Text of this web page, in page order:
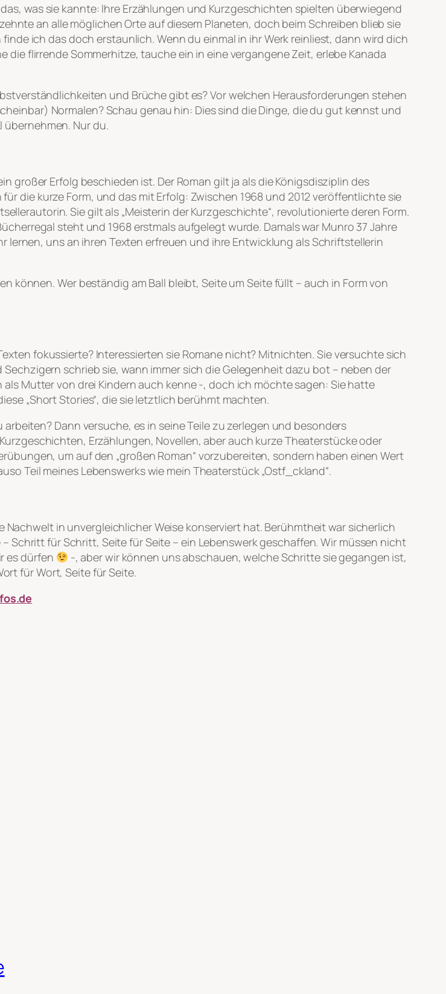
was sie kannte: Ihre Erzählungen und Kurzgeschichten spielten überwiegend
an alle möglichen Orte auf diesem Planeten, doch beim Schreiben blieb sie
ich das doch erstaunlich. Wenn du einmal in ihr Werk reinliest, dann wird dich
die flirrende Sommerhitze, tauche ein in eine vergangene Zeit, erlebe Kanada
und Brüche gibt es? Vor welchen Herausforderungen stehen
Normalen? Schau genau hin: Dies sind die Dinge, die du gut kennst und
übernehmen. Nur du.
großer Erfolg beschieden ist. Der Roman gilt ja als die Königsdisziplin des
die kurze Form, und das mit Erfolg: Zwischen 1968 und 2012 veröffentlichte sie
Sie gilt als „Meisterin der Kurzgeschichte“, revolutionierte deren Form.
steht und 1968 erstmals aufgelegt wurde. Damals war Munro 37 Jahre
lernen, uns an ihren Texten erfreuen und ihre Entwicklung als Schriftstellerin
können. Wer beständig am Ball bleibt, Seite um Seite füllt – auch in Form von
fokussierte? Interessierten sie Romane nicht? Mitnichten. Sie versuchte sich
schrieb sie, wann immer sich die Gelegenheit dazu bot – neben der
Mutter von drei Kindern auch kenne -, doch ich möchte sagen: Sie hatte
„Short Stories“, die sie letztlich berühmt machten.
Dann versuche, es in seine Teile zu zerlegen und besonders
Erzählungen, Novellen, aber auch kurze Theaterstücke oder
um auf den „großen Roman“ vorzubereiten, sondern haben einen Wert
Teil meines Lebenswerks wie mein Theaterstück „Ostf_ckland“.
in unvergleichlicher Weise konserviert hat. Berühmtheit war sicherlich
Schritt für Schritt, Seite für Seite – ein Lebenswerk geschaffen. Wir müssen nicht
es dürfen
-, aber wir können uns abschauen, welche Schritte sie gegangen ist,
für Wort, Seite für Seite.